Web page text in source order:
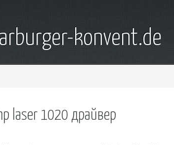
konvent.de
laser 1020 драйвер